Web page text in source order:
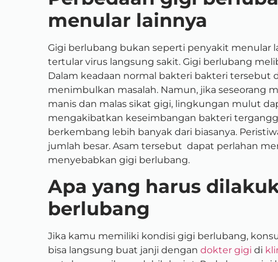
menular lainnya
Gigi berlubang bukan seperti penyakit menular
tertular virus langsung sakit. Gigi berlubang
Dalam keadaan normal bakteri bakteri tersebut
menimbulkan masalah. Namun, jika seseorang
manis dan malas sikat gigi, lingkungan mulut
mengakibatkan keseimbangan bakteri
berkembang lebih banyak dari biasanya.
jumlah besar. Asam tersebut dapat perlahan
menyebabkan gigi berlubang.
Apa yang harus
berlubang
Jika kamu memiliki kondisi gigi berlubang,
bisa langsung buat janji dengan dokter gigi di